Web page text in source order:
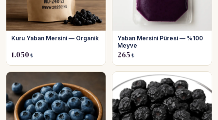
Kuru Yaban Mersini — Organik
1.050 ₺
Yaban Mersini Püresi — %100
Meyve
265 ₺